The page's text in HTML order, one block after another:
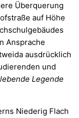
Überquerung
auf Höhe
Ansprache
ausdrücklich
und
Legende
Niederig Flach